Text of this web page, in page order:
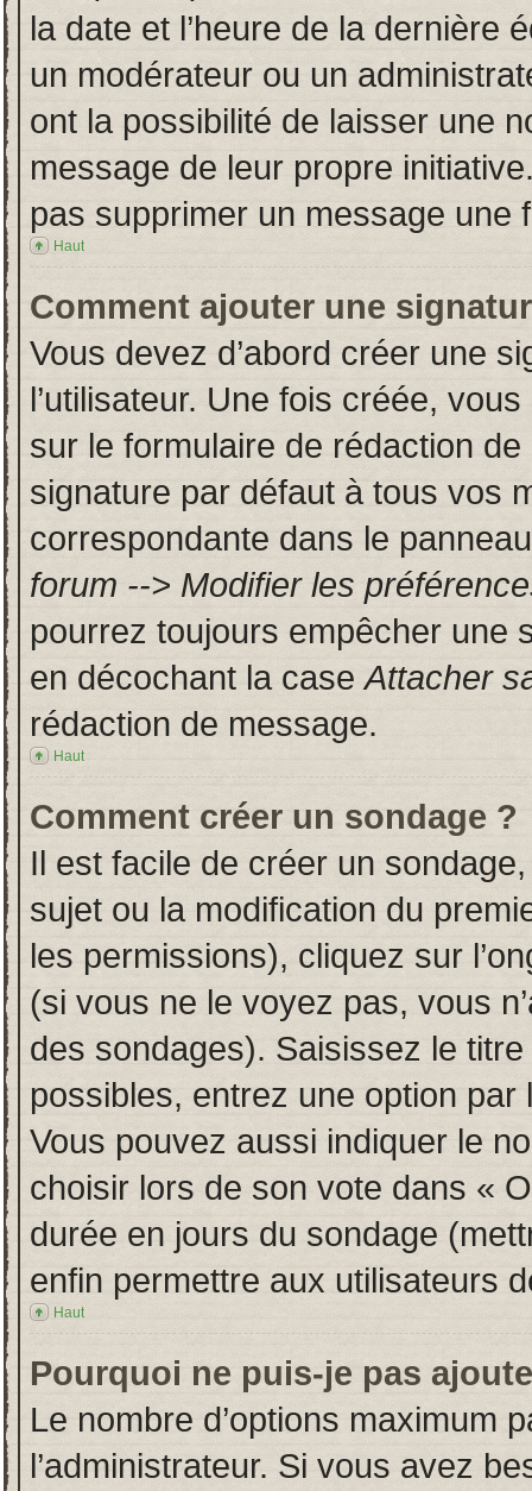
la date et l’heure de la dernière
un modérateur ou un
ont la possibilité de laisser une
message de leur propre
pas supprimer un message une
Haut
Comment ajouter une
Vous devez d’abord créer une
l’utilisateur. Une fois créée,
sur le formulaire de rédaction
signature par défaut à tous vos
correspondante dans le
forum --> Modifier les
pourrez toujours empêcher une
en décochant la caseAttacher
rédaction de message.
Haut
Comment créer un sondage ?
Il est facile de créer un
sujet ou la modification du
les permissions), cliquez sur
(si vous ne le voyez pas, vous
des sondages). Saisissez le
possibles, entrez une option
Vous pouvez aussi indiquer le
choisir lors de son vote dans «
durée en jours du sondage
enfin permettre aux utilisateurs
Haut
Pourquoi ne puis-je pas
Le nombre d’options maximum
l’administrateur. Si vous avez